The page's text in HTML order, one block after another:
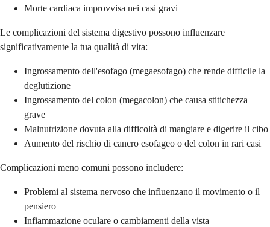
Morte cardiaca improvvisa nei casi gravi
Le complicazioni del sistema digestivo possono influenzare
significativamente la tua qualità di vita:
Ingrossamento dell'esofago (megaesofago) che rende difficile la
deglutizione
Ingrossamento del colon (megacolon) che causa stitichezza
grave
Malnutrizione dovuta alla difficoltà di mangiare e digerire il cibo
Aumento del rischio di cancro esofageo o del colon in rari casi
Complicazioni meno comuni possono includere:
Problemi al sistema nervoso che influenzano il movimento o il
pensiero
Infiammazione oculare o cambiamenti della vista